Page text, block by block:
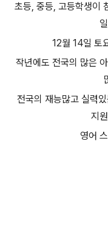
초등, 중등, 고등학생이
12월 14일 토
작년에도 전국의 많은
전국의 재능많고 실력
지
영어